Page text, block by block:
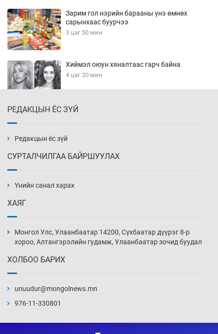
Зарим гол нэрийн барааны үнэ өмнөх
сарынхаас буурчээ
3 цаг 50 мин
Хиймэл оюун хяналтаас гарч байна
4 цаг 20 мин
4 цаг 50 мин
нэмэгджээ
5 цаг 20 мин
5 цаг 50 мин
РЕДАКЦЫН ЁС ЗҮЙ
Редакцын ёс зүй
СУРТАЛЧИЛГАА БАЙРШУУЛАХ
Үнийн санал харах
ХАЯГ
Монгол Улс, Улаанбаатар 14200, Сүхбаатар дүүрэг 8-р
хороо, Алтангэрэлийн гудамж, Улаанбаатар зочид буудал
ХОЛБОО БАРИХ
unuudur@mongolnews.mn
976-11-330801